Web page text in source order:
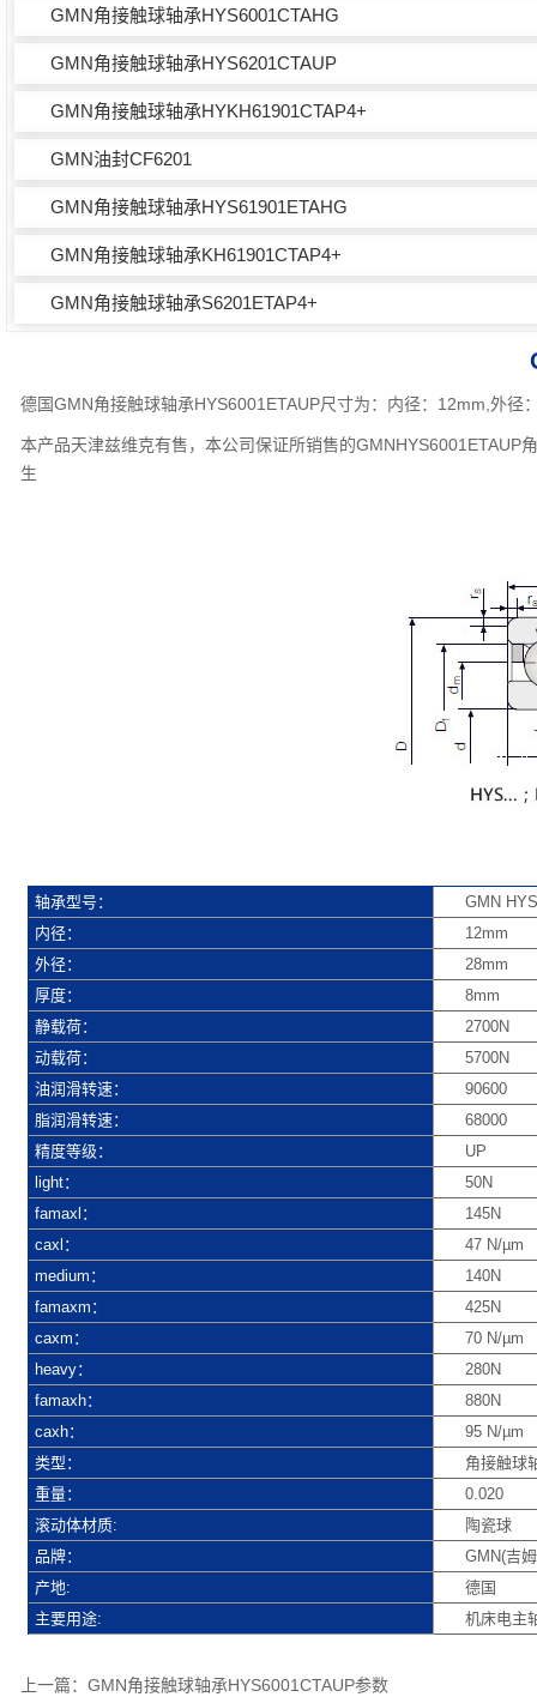
GMN角接触球轴承HYS6001CTAHG
GMN角接触球轴承HYS6201CTAUP
GMN角接触球轴承HYKH61901CTAP4+
GMN油封CF6201
GMN角接触球轴承HYS61901ETAHG
GMN角接触球轴承KH61901CTAP4+
GMN角接触球轴承S6201ETAP4+
德国GMN角接触球轴承HYS6001ETAUP尺寸为：内径：12mm,外
本产品天津兹维克有售，本公司保证所销售的
生
轴承型号：
内径：
外径：
厚度：
静载荷：
动载荷：
油润滑转速：
脂润滑转速：
精度等级：
light：
famaxl：
caxl：
medium：
famaxm：
caxm：
heavy：
famaxh：
caxh：
类型：
重量：
滚动体材质:
品牌：
产地:
主要用途:
GMN
12mm
28mm
8mm
2700N
5700N
90600
68000
UP
50N
145N
47 N/µm
140N
425N
70 N/µm
280N
880N
95 N/µm
角接触球
0.020
陶瓷球
GMN(吉
德国
机床电主
上一篇： GMN角接触球轴承HYS6001CTAUP参数